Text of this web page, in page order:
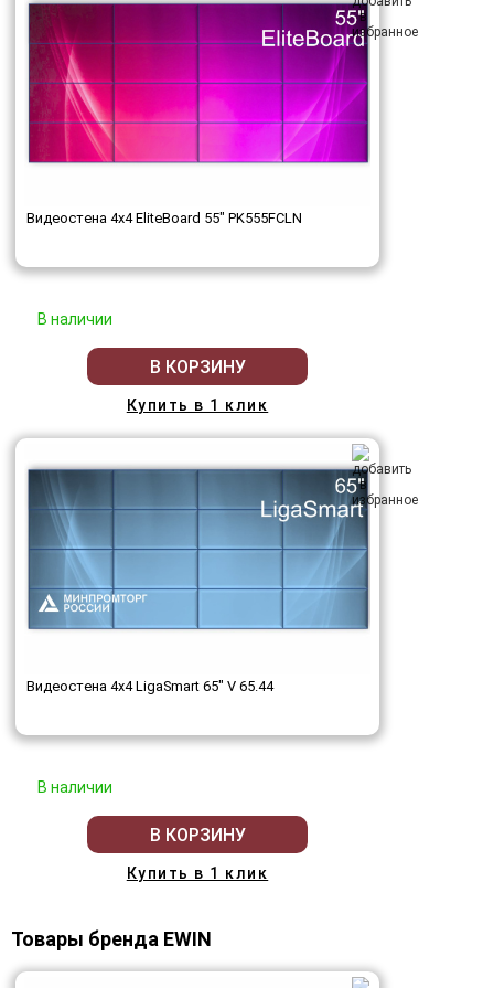
Видеостена 4x4 EliteBoard 55" PK555FCLN
В наличии
В КОРЗИНУ
Купить в 1 клик
Видеостена 4x4 LigaSmart 65" V 65.44
В наличии
В КОРЗИНУ
Купить в 1 клик
Товары бренда EWIN